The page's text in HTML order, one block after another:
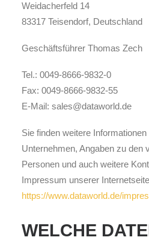
Weidacherfeld 14
83317 Teisendorf, Deutschland
Geschäftsführer Thomas Zech
Tel.: 0049-8666-9832-0
Fax: 0049-8666-9832-55
E-Mail: sales@dataworld.de
Sie finden weitere
Unternehmen, Angaben zu den
Personen und auch weitere
Impressum unserer
https://www.dataworld.de/
WELCHE